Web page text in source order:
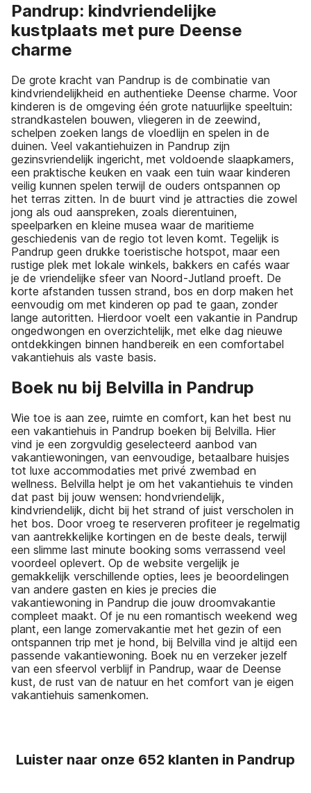
Pandrup: kindvriendelijke
kustplaats met pure Deense
charme
De grote kracht van Pandrup is de combinatie van
kindvriendelijkheid en authentieke Deense charme. Voor
kinderen is de omgeving één grote natuurlijke speeltuin:
strandkastelen bouwen, vliegeren in de zeewind,
schelpen zoeken langs de vloedlijn en spelen in de
duinen. Veel vakantiehuizen in Pandrup zijn
gezinsvriendelijk ingericht, met voldoende slaapkamers,
een praktische keuken en vaak een tuin waar kinderen
veilig kunnen spelen terwijl de ouders ontspannen op
het terras zitten. In de buurt vind je attracties die zowel
jong als oud aanspreken, zoals dierentuinen,
speelparken en kleine musea waar de maritieme
geschiedenis van de regio tot leven komt. Tegelijk is
Pandrup geen drukke toeristische hotspot, maar een
rustige plek met lokale winkels, bakkers en cafés waar
je de vriendelijke sfeer van Noord-Jutland proeft. De
korte afstanden tussen strand, bos en dorp maken het
eenvoudig om met kinderen op pad te gaan, zonder
lange autoritten. Hierdoor voelt een vakantie in Pandrup
ongedwongen en overzichtelijk, met elke dag nieuwe
ontdekkingen binnen handbereik en een comfortabel
vakantiehuis als vaste basis.
Boek nu bij Belvilla in Pandrup
Wie toe is aan zee, ruimte en comfort, kan het best nu
een vakantiehuis in Pandrup boeken bij Belvilla. Hier
vind je een zorgvuldig geselecteerd aanbod van
vakantiewoningen, van eenvoudige, betaalbare huisjes
tot luxe accommodaties met privé zwembad en
wellness. Belvilla helpt je om het vakantiehuis te vinden
dat past bij jouw wensen: hondvriendelijk,
kindvriendelijk, dicht bij het strand of juist verscholen in
het bos. Door vroeg te reserveren profiteer je regelmatig
van aantrekkelijke kortingen en de beste deals, terwijl
een slimme last minute booking soms verrassend veel
voordeel oplevert. Op de website vergelijk je
gemakkelijk verschillende opties, lees je beoordelingen
van andere gasten en kies je precies die
vakantiewoning in Pandrup die jouw droomvakantie
compleet maakt. Of je nu een romantisch weekend weg
plant, een lange zomervakantie met het gezin of een
ontspannen trip met je hond, bij Belvilla vind je altijd een
passende vakantiewoning. Boek nu en verzeker jezelf
van een sfeervol verblijf in Pandrup, waar de Deense
kust, de rust van de natuur en het comfort van je eigen
vakantiehuis samenkomen.
Luister naar onze 652 klanten in Pandrup